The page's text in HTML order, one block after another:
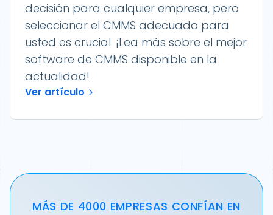
decisión para cualquier empresa, pero
seleccionar el CMMS adecuado para
usted es crucial. ¡Lea más sobre el mejor
software de CMMS disponible en la
actualidad!
Ver artículo
MÁS DE 4000 EMPRESAS CONFÍAN EN